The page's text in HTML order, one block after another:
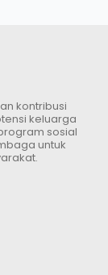
kontribusi
keluarga
sosial
untuk